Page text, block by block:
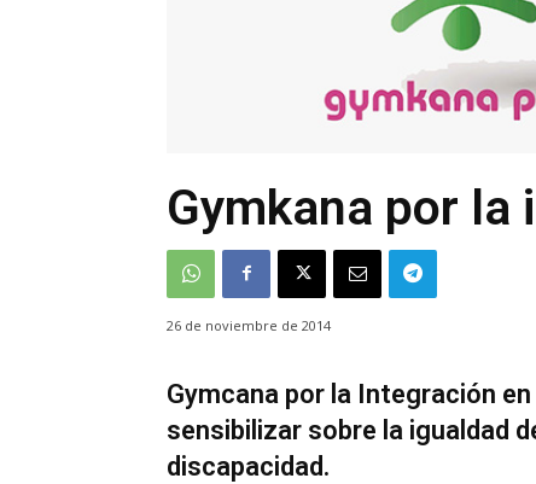
Gymkana por la
26 de noviembre de 2014
Gymcana por la Integración
sensibilizar sobre la igualdad
discapacidad.